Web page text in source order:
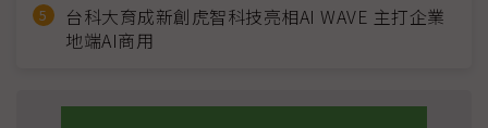
台科大育成新創虎智科技亮相AI WAVE 主打企業
地端AI商用